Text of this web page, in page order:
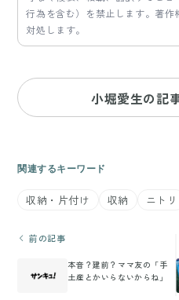
行為を含む）を禁止します。著
対処します。
小堀愛生の記
関連するキーワード
収納・片付け 収納 ニトリ
前の記事
本音？建前？ママ友の「手
土産とかいらないからね」